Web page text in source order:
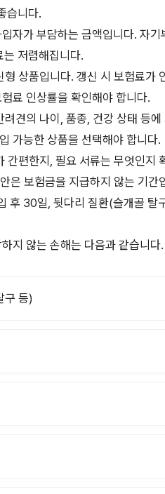
습니다.
자가 부담하는 금액입니다. 자
저렴해집니다.
형 상품입니다. 갱신 시 보험료가
료 인상률을 확인해야 합니다.
견의 나이, 품종, 건강 상태 등
가능한 상품을 선택해야 합니다.
간편한지, 필요 서류는 무엇인지
은 보험금을 지급하지 않는 기간
후 30일, 뒷다리 질환(슬개골 탈
지 않는 손해는 다음과 같습니다.
구 등)